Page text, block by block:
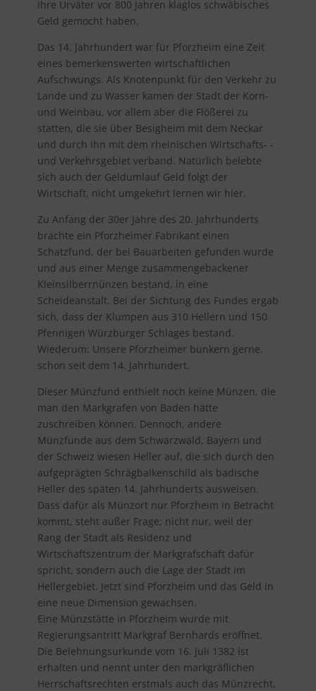
ihre Urväter vor 800 Jahren klaglos schwäbisches
Geld gemocht haben.
Das 14. Jahrhundert war für Pforzheim eine Zeit
eines bemerkenswerten wirtschaftlichen
Aufschwungs. Als Knotenpunkt für den Verkehr zu
Lande und zu Wasser kamen der Stadt der Korn-
und Weinbau, vor allem aber die Flößerei zu
statten, die sie über Besigheim mit dem Neckar
und durch ihn mit dem rheinischen Wirtschafts- -
und Verkehrsgebiet verband. Natürlich belebte
sich auch der Geldumlauf Geld folgt der
Wirtschaft, nicht umgekehrt lernen wir hier.
Zu Anfang der 30er Jahre des 20. Jahrhunderts
brachte ein Pforzheimer Fabrikant einen
Schatzfund, der bei Bauarbeiten gefunden wurde
und aus einer Menge zusammengebackener
Kleinsilberrnünzen bestand, in eine
Scheideanstalt. Bei der Sichtung des Fundes ergab
sich, dass der Klumpen aus 310 Hellern und 150
Pfennigen Würzburger Schlages bestand.
Wiederum: Unsere Pforzheimer bunkern gerne,
schon seit dem 14. Jahrhundert.
Dieser Münzfund enthielt noch keine Münzen, die
man den Markgrafen von Baden hätte
zuschreiben können. Dennoch, andere
Münzfunde aus dem Schwarzwald, Bayern und
der Schweiz wiesen Heller auf, die sich durch den
aufgeprägten Schrägbalkenschild als badische
Heller des späten 14. Jahrhunderts ausweisen.
Dass dafür als Münzort nur Pforzheim in Betracht
kommt, steht außer Frage; nicht nur, weil der
Rang der Stadt als Residenz und
Wirtschaftszentrum der Markgrafschaft dafür
spricht, sondern auch die Lage der Stadt im
Hellergebiet. Jetzt sind Pforzheim und das Geld in
eine neue Dimension gewachsen.
Eine Münzstätte in Pforzheim wurde mit
Regierungsantritt Markgraf Bernhards eröffnet.
Die Belehnungsurkunde vom 16. Juli 1382 ist
erhalten und nennt unter den markgräflichen
Herrschaftsrechten erstmals auch das Münzrecht.